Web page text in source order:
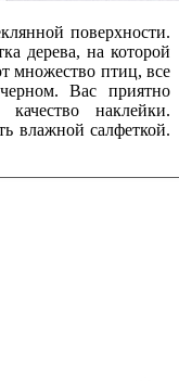
поверхности.
дерева, на которой
множество птиц, все
Вас приятно
наклейки.
влажной салфеткой.